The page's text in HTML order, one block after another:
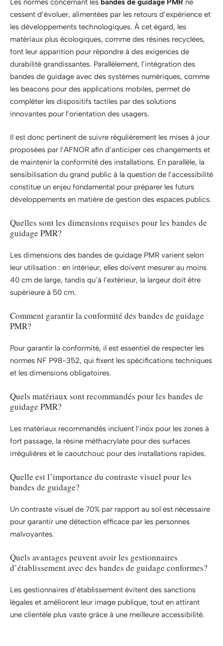
cessent d’évoluer, alimentées par les retours d’expérience et
les développements technologiques. À cet égard, les
matériaux plus écologiques, comme des résines recyclées,
font leur apparition pour répondre à des exigences de
durabilité grandissantes. Parallèlement, l’intégration des
bandes de guidage avec des systèmes numériques, comme
les beacons pour des applications mobiles, permet de
compléter les dispositifs tactiles par des solutions
innovantes pour l’orientation des usagers.
Il est donc pertinent de suivre régulièrement les mises à jour
proposées par l’AFNOR afin d’anticiper ces changements et
de maintenir la conformité des installations. En parallèle, la
sensibilisation du grand public à la question de l’accessibilité
constitue un enjeu fondamental pour préparer les futurs
développements en matière de gestion des espaces publics.
Quelles sont les dimensions requises pour les bandes de
guidage PMR?
Les dimensions des bandes de guidage PMR varient selon
leur utilisation : en intérieur, elles doivent mesurer au moins
40 cm de large, tandis qu’à l’extérieur, la largeur doit être
supérieure à 50 cm.
Comment garantir la conformité des bandes de guidage
PMR?
Pour garantir la conformité, il est essentiel de respecter les
normes NF P98-352, qui fixent les spécifications techniques
et les dimensions obligatoires.
Quels matériaux sont recommandés pour les bandes de
guidage PMR?
Les matériaux recommandés incluent l’inox pour les zones à
fort passage, la résine méthacrylate pour des surfaces
irrégulières et le caoutchouc pour des installations rapides.
Quelle est l’importance du contraste visuel pour les
bandes de guidage?
Un contraste visuel de 70% par rapport au sol est nécessaire
pour garantir une détection efficace par les personnes
malvoyantes.
Quels avantages peuvent avoir les gestionnaires
d’établissement avec des bandes de guidage conformes?
Les gestionnaires d’établissement évitent des sanctions
légales et améliorent leur image publique, tout en attirant
une clientèle plus vaste grâce à une meilleure accessibilité.